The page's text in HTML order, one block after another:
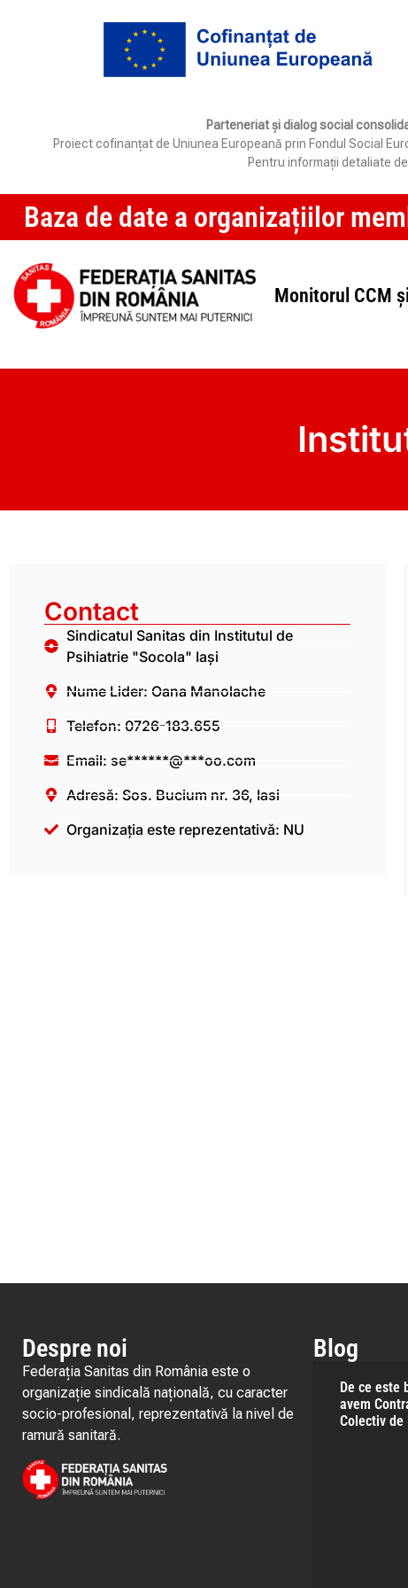
Parteneriat și dialog social
Proiect cofinanțat de Uniunea Europeană prin Fondul Social
Pentru informații detaliate
Baza de date a organizațiilor
Monitorul CCM
Contact
Sindicatul Sanitas din Institutul de
Psihiatrie "Socola" Iași
Nume Lider: Oana Manolache
Telefon: 0726-183.655
Email: se******@***oo.com
Adresă: Sos. Bucium nr. 36, Iasi
Organizația este reprezentativă: NU
Despre noi
Federația Sanitas din România este o
organizație sindicală națională, cu caracter
socio-profesional, reprezentativă la nivel de
ramură sanitară.
Blog
De ce este
avem
Colectiv de